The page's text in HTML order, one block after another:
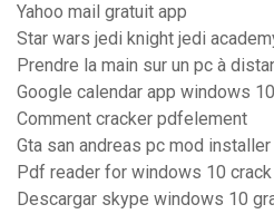
Yahoo mail gratuit app
Star wars jedi knight jedi
Prendre la main sur un pc à
Google calendar app windows 10
Comment cracker pdfelement
Gta san andreas pc mod
Pdf reader for windows 10 crack
Descargar skype windows 10